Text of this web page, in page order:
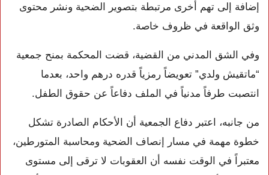
إضافة إلى تهم أخرى مرتبطة بتصوير الضحية ونشر محتوى
وثق الواقعة في ظروف خاصة.
وفي الشق المدني من القضية، قضت المحكمة بمنح جمعية
“ماتقيش ولدي” تعويضاً رمزياً قدره درهم واحد، بعدما
انتصبت طرفاً مدنياً في الملف دفاعاً عن حقوق الطفل.
من جانبه، اعتبر دفاع الجمعية أن الأحكام الصادرة تشكل
خطوة مهمة في مسار إنصاف الضحية ومحاسبة المتورطين،
معتبراً في الوقت نفسه أن العقوبات لا ترقى إلى مستوى